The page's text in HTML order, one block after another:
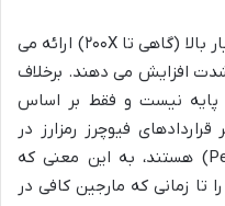
معاملات فیوچرز نیز با اهرم های بسیار بالا (گاهی تا ۲۰۰X) ارائه می
افزایش می دهند. برخلاف
پایه نیست و فقط بر اساس
فیوچرز رمزارز در
صرافی ها از نوع پرپچوال (Perpetual) هستند، به این معنی که
تا زمانی که مارجین کافی در